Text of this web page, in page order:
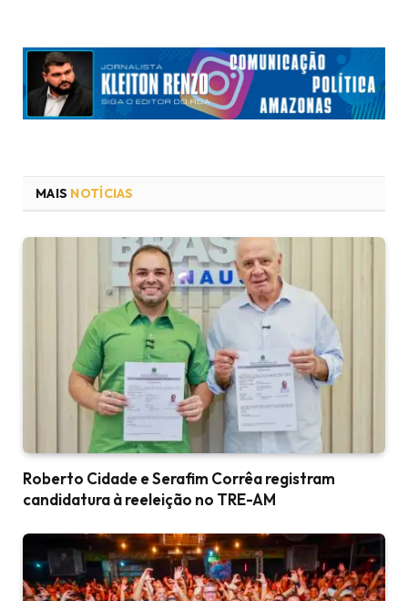
MAIS NOTÍCIAS
Roberto Cidade e Serafim Corrêa registram
candidatura à reeleição no TRE-AM